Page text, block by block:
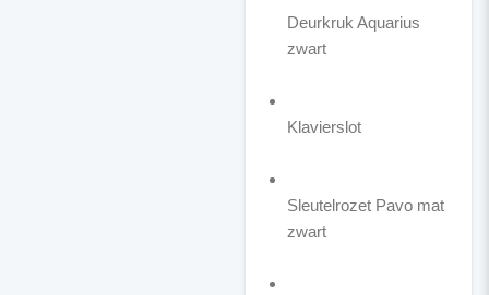
Deurkruk Aquarius
zwart
Klavierslot
Sleutelrozet Pavo mat
zwart